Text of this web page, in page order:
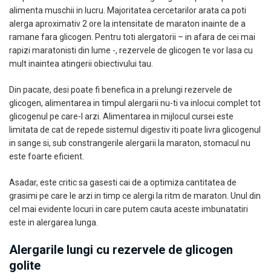
alimenta muschii in lucru. Majoritatea cercetarilor arata ca poti
alerga aproximativ 2 ore la intensitate de maraton inainte de a
ramane fara glicogen. Pentru toti alergatorii – in afara de cei mai
rapizi maratonisti din lume -, rezervele de glicogen te vor lasa cu
mult inaintea atingerii obiectivului tau.
Din pacate, desi poate fi benefica in a prelungi rezervele de
glicogen, alimentarea in timpul alergarii nu-ti va inlocui complet tot
glicogenul pe care-l arzi. Alimentarea in mijlocul cursei este
limitata de cat de repede sistemul digestiv iti poate livra glicogenul
in sange si, sub constrangerile alergarii la maraton, stomacul nu
este foarte eficient.
Asadar, este critic sa gasesti cai de a optimiza cantitatea de
grasimi pe care le arzi in timp ce alergi la ritm de maraton. Unul din
cel mai evidente locuri in care putem cauta aceste imbunatatiri
este in alergarea lunga.
Alergarile lungi cu rezervele de glicogen
golite